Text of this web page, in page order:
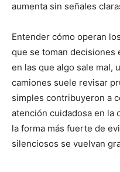
aumenta sin señales
Entender cómo operan
que se toman decisiones
en las que algo sale mal,
camiones suele revisar
simples contribuyeron a
atención cuidadosa en la
la forma más fuerte de
silenciosos se vuelvan